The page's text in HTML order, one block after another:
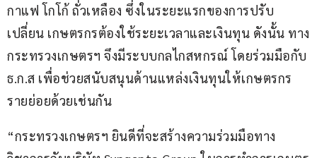
กาแฟ โกโก้ ถั่วเหลือง ซึ่งในระยะแรกของการปรับ
เปลี่ยน เกษตรกรต้องใช้ระยะเวลาและเงินทุน ดังนั้น ทาง
กระทรวงเกษตรฯ จึงมีระบบกลไกสหกรณ์ โดยร่วมมือกับ
ธ.ก.ส เพื่อช่วยสนับสนุนด้านแหล่งเงินทุนให้เกษตรกร
รายย่อยด้วยเช่นกัน
“กระทรวงเกษตรฯ ยินดีที่จะสร้างความร่วมมือทาง